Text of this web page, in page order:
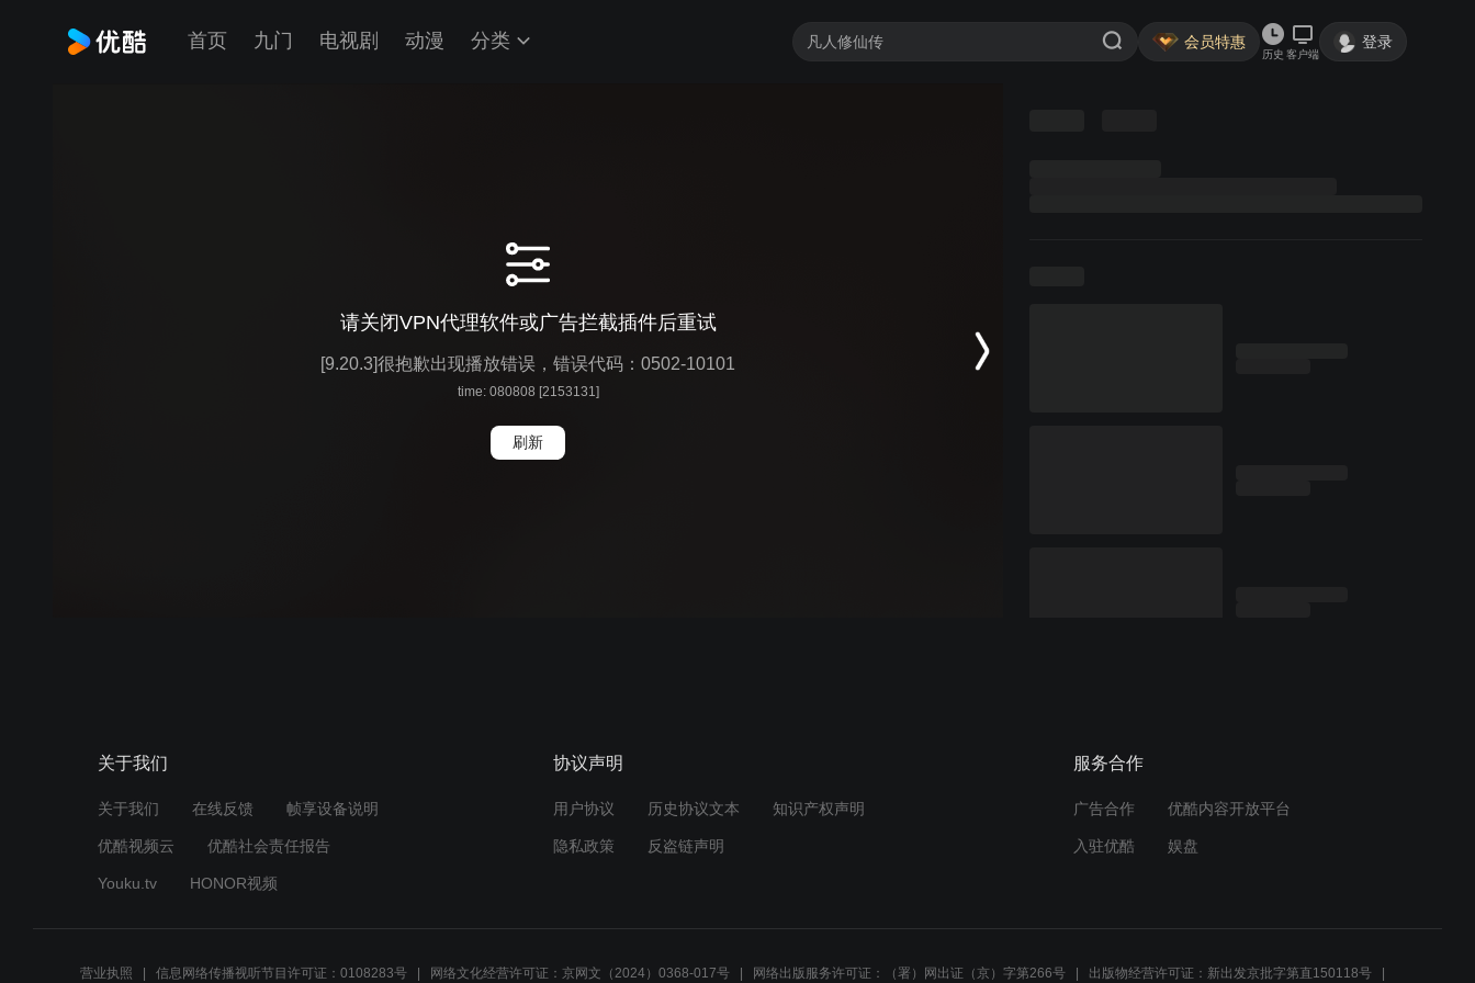
首页 九门 电视剧 动漫 分类 会员特惠
历史 客户端
登录
请关闭VPN代理软件或广告拦截插件后重试
[9.20.3]很抱歉出现播放错误，错误代码：0502-10101
time: 080808 [2153131]
刷新
关于我们
关于我们 在线反馈 帧享设备说明
优酷视频云 优酷社会责任报告
Youku.tv HONOR视频
协议声明
用户协议 历史协议文本 知识产权声明
隐私政策 反盗链声明
服务合作
广告合作 优酷内容开放平台
入驻优酷 娱盘
营业执照 信息网络传播视听节目许可证：0108283号 网络文化经营许可证：京网文（2024）0368-017号 网络出版服务许可证：（署）网出证（京）字第266号 出版物经营许可证：新出发京批字第直150118号